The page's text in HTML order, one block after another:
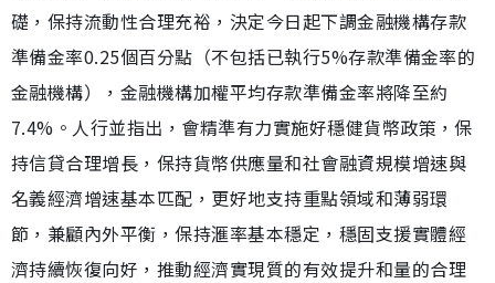
礎，保持流動性合理充裕，決定今日起下調金融機構存款
準備金率0.25個百分點（不包括已執行5%存款準備金率的
金融機構），金融機構加權平均存款準備金率將降至約
7.4%。人行並指出，會精準有力實施好穩健貨幣政策，保
持信貸合理增長，保持貨幣供應量和社會融資規模增速與
名義經濟增速基本匹配，更好地支持重點領域和薄弱環
節，兼顧內外平衡，保持滙率基本穩定，穩固支援實體經
濟持續恢復向好，推動經濟實現質的有效提升和量的合理